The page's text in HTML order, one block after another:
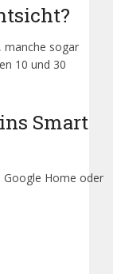
manche sogar
10 und 30
Smart
Google Home oder